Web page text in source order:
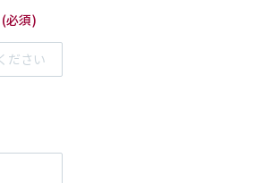
(必須)